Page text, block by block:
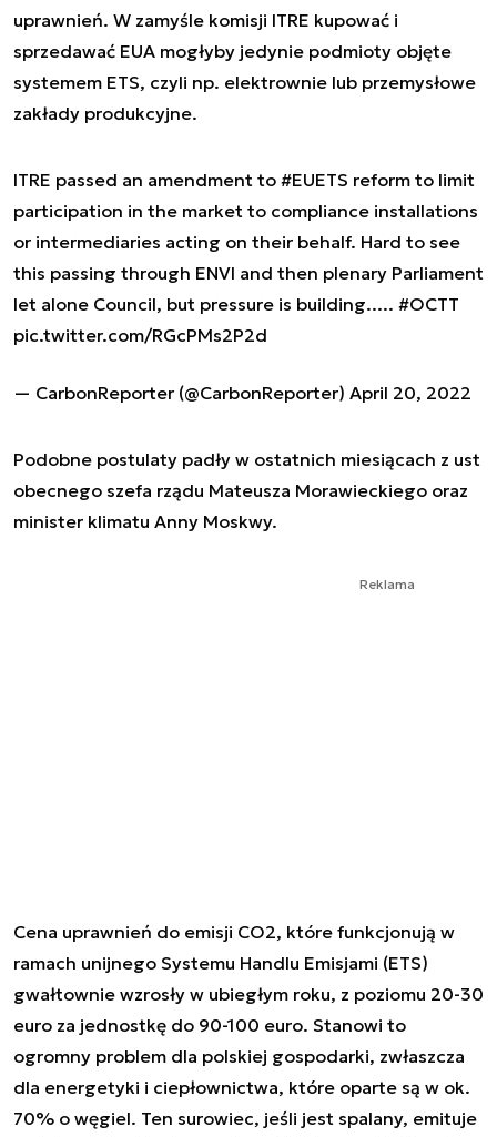
uprawnień. W zamyśle komisji ITRE kupować i
sprzedawać EUA mogłyby jedynie podmioty objęte
systemem ETS, czyli np. elektrownie lub przemysłowe
zakłady produkcyjne.
ITRE passed an amendment to #EUETS reform to limit
participation in the market to compliance installations
or intermediaries acting on their behalf. Hard to see
this passing through ENVI and then plenary Parliament
let alone Council, but pressure is building..... #OCTT
pic.twitter.com/RGcPMs2P2d
— CarbonReporter (@CarbonReporter) April 20, 2022
Podobne postulaty padły w ostatnich miesiącach z ust
obecnego szefa rządu Mateusza Morawieckiego oraz
minister klimatu Anny Moskwy.
Reklama
Cena uprawnień do emisji CO2, które funkcjonują w
ramach unijnego Systemu Handlu Emisjami (ETS)
gwałtownie wzrosły w ubiegłym roku, z poziomu 20-30
euro za jednostkę do 90-100 euro. Stanowi to
ogromny problem dla polskiej gospodarki, zwłaszcza
dla energetyki i ciepłownictwa, które oparte są w ok.
70% o węgiel. Ten surowiec, jeśli jest spalany, emituje